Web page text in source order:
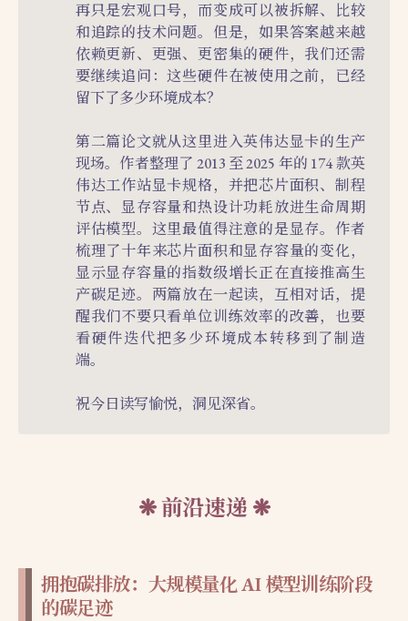
再只是宏观口号，而变成可以被拆解、比较
和追踪的技术问题。但是，如果答案越来越
依赖更新、更强、更密集的硬件，我们还需
要继续追问：这些硬件在被使用之前，已经
留下了多少环境成本？
第二篇论文就从这里进入英伟达显卡的生产
现场。作者整理了 2013 至 2025 年的 174 款英
伟达工作站显卡规格，并把芯片面积、制程
节点、显存容量和热设计功耗放进生命周期
评估模型。这里最值得注意的是显存。作者
梳理了十年来芯片面积和显存容量的变化，
显示显存容量的指数级增长正在直接推高生
产碳足迹。两篇放在一起读，互相对话，提
醒我们不要只看单位训练效率的改善，也要
看硬件迭代把多少环境成本转移到了制造
端。
祝今日读写愉悦，洞见深省。
前沿速递
拥抱碳排放：大规模量化 AI 模型训练阶段
的碳足迹